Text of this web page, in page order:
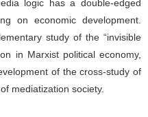
logic has a double-edged
on economic development.
study of the “invisible
in Marxist political economy,
of the cross-study of
mediatization society.